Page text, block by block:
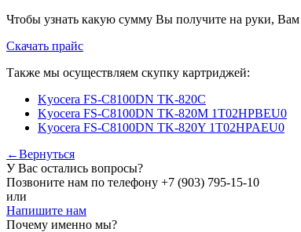
Чтобы узнать какую сумму Вы получите на руки, Вам
Скачать прайс
Также мы осуществляем скупку картриджей:
Kyocera FS-C8100DN TK-820С
Kyocera FS-C8100DN TK-820M 1T02HPBEU0
Kyocera FS-C8100DN TK-820Y 1T02HPAEU0
←Вернуться
У Вас остались вопросы?
Позвоните нам по телефону +7 (903) 795-15-10
или
Напишите нам
Почему именно мы?